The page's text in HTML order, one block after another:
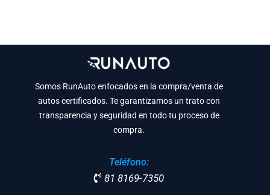
Somos RunAuto enfocados en la compra/venta de
autos certificados. Te garantizamos un trato con
transparencia y seguridad en todo tu proceso de
compra.
Teléfono:
81 8169-7350